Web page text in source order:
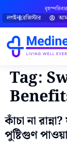
বৃহস্পতিবার
লগইনরেজিস্টার
Tag:
কাঁচা না
পুষ্টিগুণ